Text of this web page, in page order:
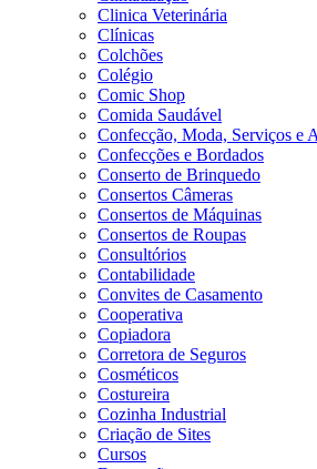
Clinica Veterinária
Clínicas
Colchões
Colégio
Comic Shop
Comida Saudável
Confecção, Moda, Serviços e
Confecções e Bordados
Conserto de Brinquedo
Consertos Câmeras
Consertos de Máquinas
Consertos de Roupas
Consultórios
Contabilidade
Convites de Casamento
Cooperativa
Copiadora
Corretora de Seguros
Cosméticos
Costureira
Cozinha Industrial
Criação de Sites
Cursos